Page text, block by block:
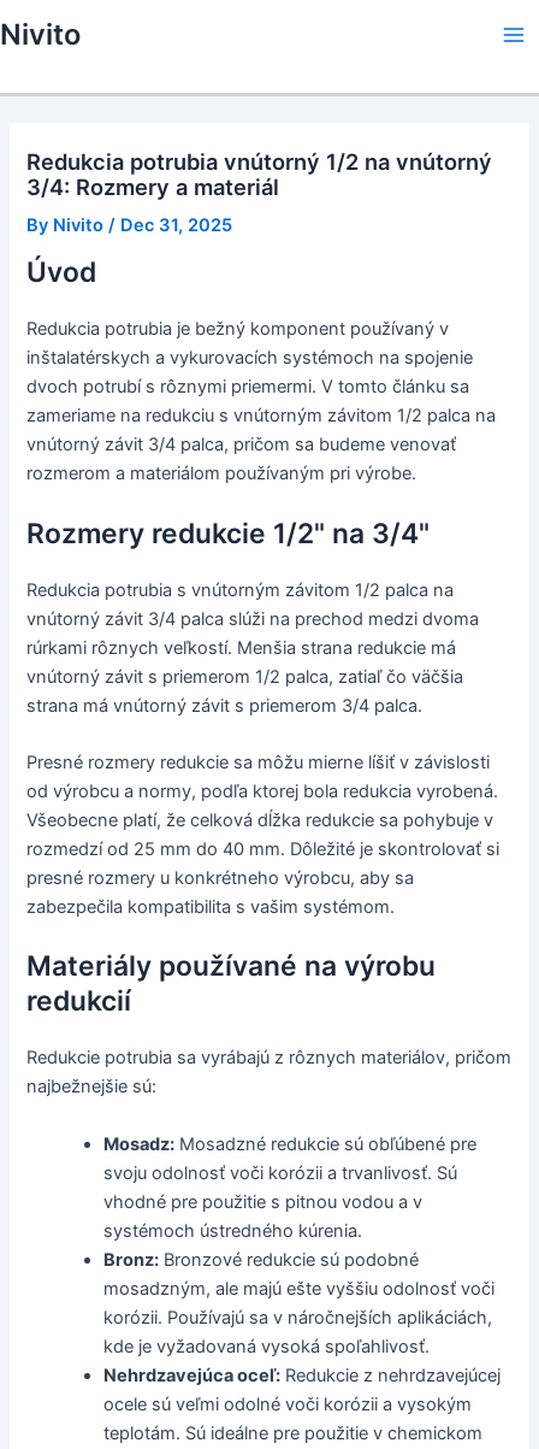
to
Nivito
Redukcia potrubia vnútorný 1/2 na vnútorný
3/4: Rozmery a materiál
By Nivito / Dec 31, 2025
Úvod
Redukcia potrubia je bežný komponent používaný v
inštalatérskych a vykurovacích systémoch na spojenie
dvoch potrubí s rôznymi priemermi. V tomto článku sa
zameriame na redukciu s vnútorným závitom 1/2 palca na
vnútorný závit 3/4 palca, pričom sa budeme venovať
rozmerom a materiálom používaným pri výrobe.
Rozmery redukcie 1/2" na 3/4"
Redukcia potrubia s vnútorným závitom 1/2 palca na
vnútorný závit 3/4 palca slúži na prechod medzi dvoma
rúrkami rôznych veľkostí. Menšia strana redukcie má
vnútorný závit s priemerom 1/2 palca, zatiaľ čo väčšia
strana má vnútorný závit s priemerom 3/4 palca.
Presné rozmery redukcie sa môžu mierne líšiť v závislosti
od výrobcu a normy, podľa ktorej bola redukcia vyrobená.
Všeobecne platí, že celková dĺžka redukcie sa pohybuje v
rozmedzí od 25 mm do 40 mm. Dôležité je skontrolovať si
presné rozmery u konkrétneho výrobcu, aby sa
zabezpečila kompatibilita s vašim systémom.
Materiály používané na výrobu
redukcií
Redukcie potrubia sa vyrábajú z rôznych materiálov, pričom
najbežnejšie sú:
Mosadz: Mosadzné redukcie sú obľúbené pre
svoju odolnosť voči korózii a trvanlivosť. Sú
vhodné pre použitie s pitnou vodou a v
systémoch ústredného kúrenia.
Bronz: Bronzové redukcie sú podobné
mosadzným, ale majú ešte vyššiu odolnosť voči
korózii. Používajú sa v náročnejších aplikáciách,
kde je vyžadovaná vysoká spoľahlivosť.
Nehrdzavejúca oceľ: Redukcie z nehrdzavejúcej
ocele sú veľmi odolné voči korózii a vysokým
teplotám. Sú ideálne pre použitie v chemickom